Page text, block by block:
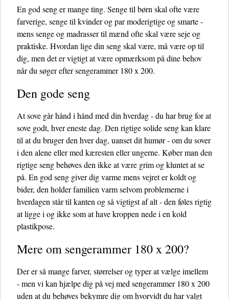
En god seng er mange ting. Senge til børn skal ofte være
farverige, senge til kvinder og par moderigtige og smarte -
mens senge og madrasser til mænd ofte skal være seje og
praktiske. Hvordan lige din seng skal være, må være op til
dig, men det er vigtigt at være opmærksom på dine behov
når du søger efter sengerammer 180 x 200.
Den gode seng
At sove går hånd i hånd med din hverdag - du har brug for at
sove godt, hver eneste dag. Den rigtige solide seng kan klare
til at du bruger den hver dag, uanset dit humør - om du sover
i den alene eller med kæresten eller ungerne. Køber man den
rigtige seng behøves den ikke at være grim og kluntet at se
på. En god seng giver dig varme mens vejret er koldt og
bider, den holder familien varm selvom problemerne i
hverdagen står til kanten og så vigtigst af alt - den føles rigtig
at ligge i og ikke som at have kroppen nede i en kold
plastikpose.
Mere om sengerammer 180 x 200?
Der er så mange farver, størrelser og typer at vælge imellem
- men vi kan hjælpe dig på vej med sengerammer 180 x 200
uden at du behøves bekymre dig om hvorvidt du har valgt